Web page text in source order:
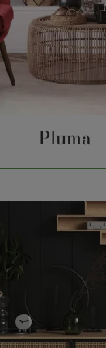
Pluma